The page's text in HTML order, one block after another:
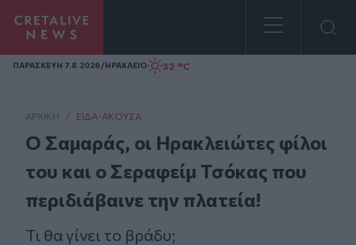
Homepage
ΠΑΡΑΣΚΕΥΗ 7.8.2026/ΗΡΑΚΛΕΙΟ 32 °C
ΑΡΧΙΚΗ / ΕΊΔΑ-ΆΚΟΥΣΑ
Ο Σαμαράς, οι Ηρακλειώτες φίλοι
του και ο Σεραφείμ Τσόκας που
περιδιάβαινε την πλατεία!
Τι θα γίνει το βράδυ;